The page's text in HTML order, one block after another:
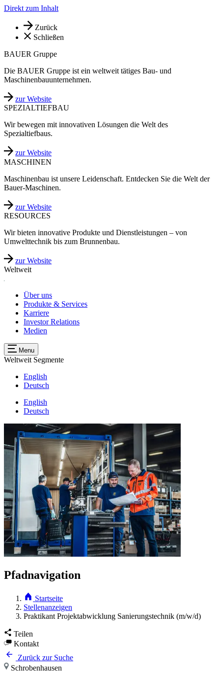
Direkt zum Inhalt
Zurück
Schließen
BAUER Gruppe
Die BAUER Gruppe ist ein weltweit tätiges Bau- und
Maschinenbauunternehmen.
zur Website
SPEZIALTIEFBAU
Wir bewegen mit innovativen Lösungen die Welt des
Spezialtiefbaus.
zur Website
MASCHINEN
Maschinenbau ist unsere Leidenschaft. Entdecken Sie die Welt der
Bauer-Maschinen.
zur Website
RESOURCES
Wir bieten innovative Produkte und Dienstleistungen – von
Umwelttechnik bis zum Brunnenbau.
zur Website
Weltweit
Über uns
Produkte & Services
Karriere
Investor Relations
Medien
Menu
Weltweit Segmente
English
Deutsch
English
Deutsch
Pfadnavigation
Startseite
Stellenanzeigen
Praktikant Projektabwicklung Sanierungstechnik (m/w/d)
Teilen
Kontakt
Zurück zur Suche
Schrobenhausen